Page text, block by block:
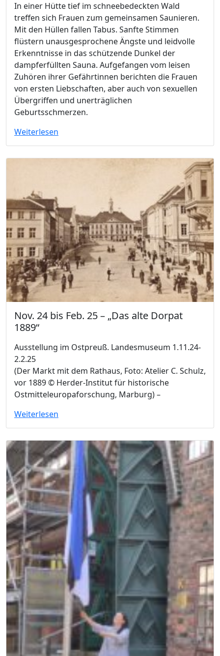
In einer Hütte tief im schneebedeckten Wald
treffen sich Frauen zum gemeinsamen Saunieren.
Mit den Hüllen fallen Tabus. Sanfte Stimmen
flüstern unausgesprochene Ängste und leidvolle
Erkenntnisse in das schützende Dunkel der
dampferfüllten Sauna. Aufgefangen vom leisen
Zuhören ihrer Gefährtinnen berichten die Frauen
von ersten Liebschaften, aber auch von sexuellen
Übergriffen und unerträglichen
Geburtsschmerzen.
Weiterlesen
Nov. 24 bis Feb. 25 – „Das alte Dorpat
1889“
Ausstellung im Ostpreuß. Landesmuseum 1.11.24-
2.2.25
(Der Markt mit dem Rathaus, Foto: Atelier C. Schulz,
vor 1889 © Herder-Institut für historische
Ostmitteleuropaforschung, Marburg) –
Weiterlesen